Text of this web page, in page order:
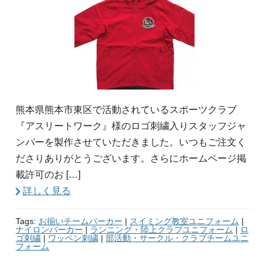
熊本県熊本市東区で活動されているスポーツクラブ
『アスリートワーク』様のロゴ刺繍入りスタッフジャ
ンパーを製作させていただきました。いつもご注文く
ださりありがとうございます。さらにホームページ掲
載許可のお […]
詳しく見る
Tags: お揃いチームパーカー | スイミング教室ユニフォーム |
ナイロンパーカー | ランニング・陸上クラブユニフォーム | ロ
ゴ刺繍 | ワッペン刺繍 | 部活動・サークル・クラブチームユニ
フォーム